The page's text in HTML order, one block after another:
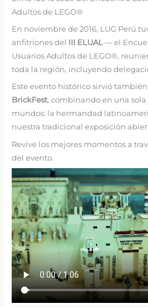
Adultos de LEGO®
En noviembre de 2016, LUG Perú
anfitriones del III ELUAL— el
Usuarios Adultos de LEGO®,
toda la región, incluyendo
Este evento histórico sirvió
BrickFest, combinando en una
mundos: la hermandad
nuestra tradicional exposición
Revive los mejores momentos a
del evento.